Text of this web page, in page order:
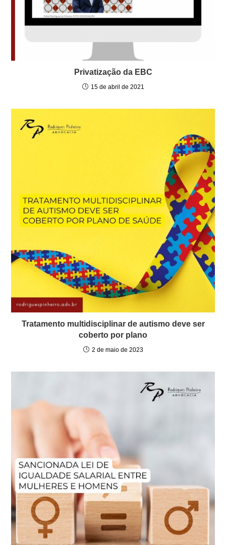
Privatização da EBC
15 de abril de 2021
Tratamento multidisciplinar de autismo deve ser
coberto por plano
2 de maio de 2023